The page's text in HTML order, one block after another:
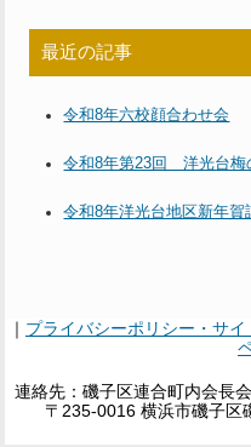
最近の記事
令和8年六校顔合わせ会
令和8年第23回 洋光台梅
令和8年洋光台地区新年賀
｜ プライバシーポリシー・サイ
連絡先：磯子区連合町内会長
〒235-0016 横浜市磯子